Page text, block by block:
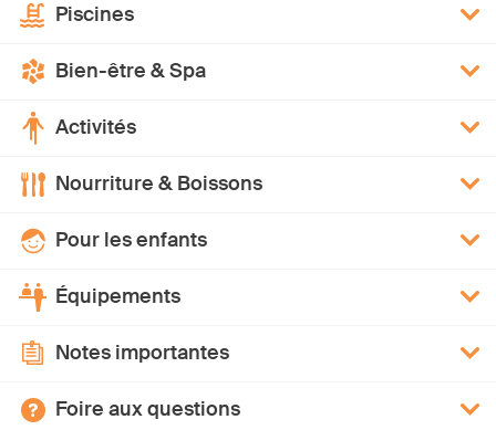
Piscines
Bien-être & Spa
Activités
Nourriture & Boissons
Pour les enfants
Équipements
Notes importantes
Foire aux questions